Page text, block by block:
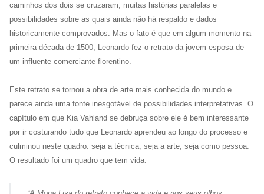
caminhos dos dois se cruzaram, muitas histórias paralelas e
possibilidades sobre as quais ainda não há respaldo e dados
historicamente comprovados. Mas o fato é que em algum momento na
primeira década de 1500, Leonardo fez o retrato da jovem esposa de
um influente comerciante florentino.
Este retrato se tornou a obra de arte mais conhecida do mundo e
parece ainda uma fonte inesgotável de possibilidades interpretativas. O
capítulo em que Kia Vahland se debruça sobre ele é bem interessante
por ir costurando tudo que Leonardo aprendeu ao longo do processo e
culminou neste quadro: seja a técnica, seja a arte, seja como pessoa.
O resultado foi um quadro que tem vida.